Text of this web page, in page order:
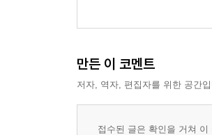
만든 이 코멘트
저자, 역자, 편집자를 위한 공간
접수된 글은 확인을 거쳐 이